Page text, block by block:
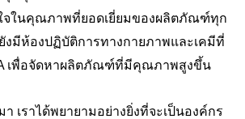
จในคุณภาพที่ยอดเยี่ยมของผลิตภัณฑ์ทุก
งมีห้องปฏิบัติการทางกายภาพและเคมีที่
เพื่อจัดหาผลิตภัณฑ์ที่มีคุณภาพสูงขึ้น
เราได้พยายามอย่างยิ่งที่จะเป็นองค์กร